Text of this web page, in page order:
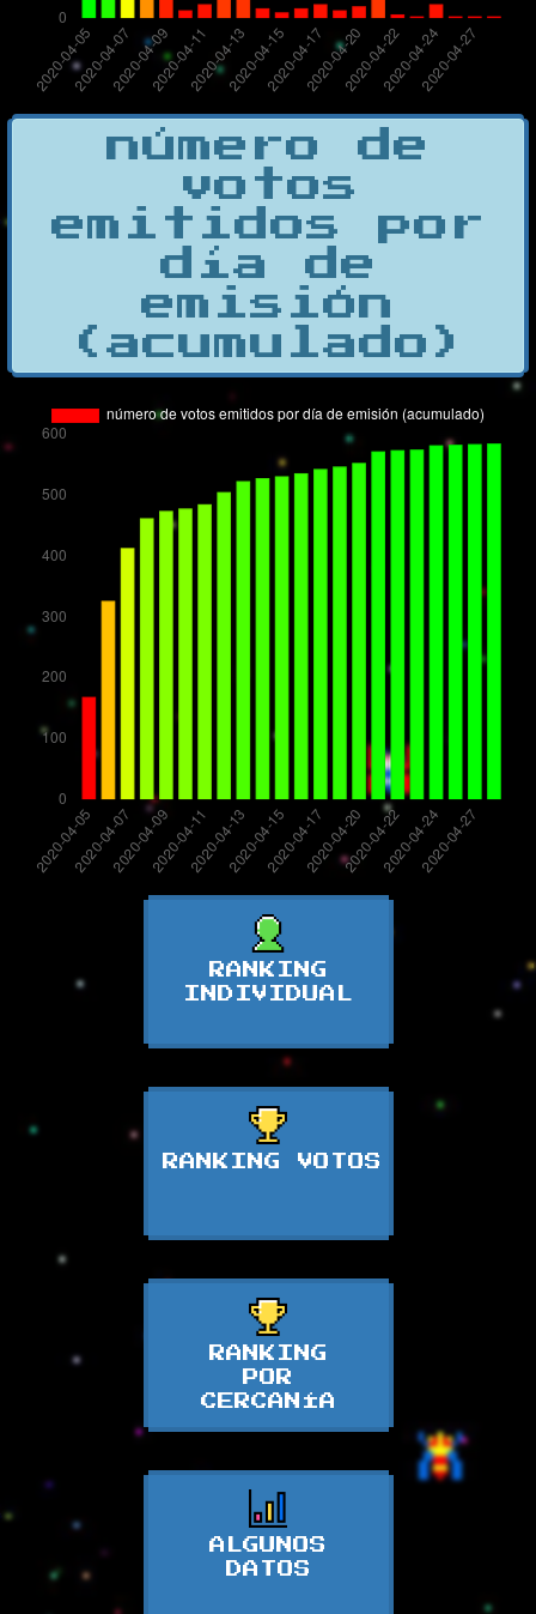
número de
votos
emitidos por
día de
emisión
(acumulado)
RANKING
INDIVIDUAL
RANKING VOTOS
RANKING
POR
CERCANÍA
ALGUNOS
DATOS